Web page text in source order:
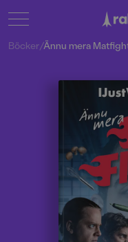
Böcker/Ännu mera